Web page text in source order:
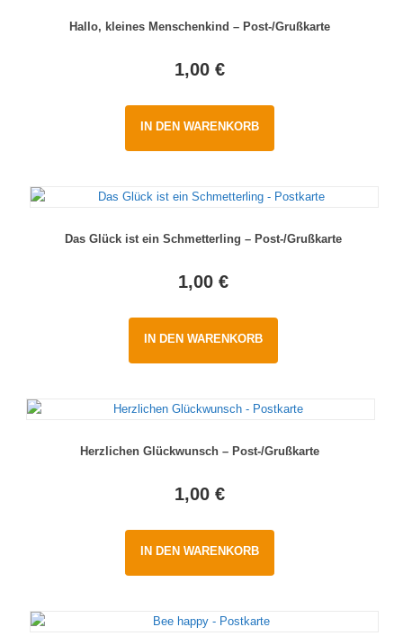
Hallo, kleines Menschenkind – Post-/Grußkarte
1,00€
IN DEN WARENKORB
Das Glück ist ein Schmetterling – Post-/Grußkarte
1,00 €
IN DEN WARENKORB
Herzlichen Glückwunsch – Post-/Grußkarte
1,00€
IN DEN WARENKORB